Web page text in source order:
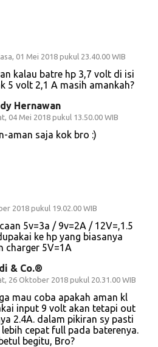
01 Mei 2018 pukul 23.40.00 WIB
kalau batre hp 3,7 volt di isi
5 volt 2,1 A masih amankah?
Hernawan
04 Mei 2018 pukul 13.50.00 WIB
aman saja kok bro :)
2018 pukul 19.02.00 WIB
5v=3a / 9v=2A / 12V=,1.5
ke hp yang biasanya
charger 5V=1A
& Co.®
26 Oktober 2018 pukul 20.31.00 WIB
mau coba apakah aman kl
input 9 volt akan tetapi out
2.4A. dalam pikiran sy pasti
lebih cepat full pada baterenya.
begitu, Bro?